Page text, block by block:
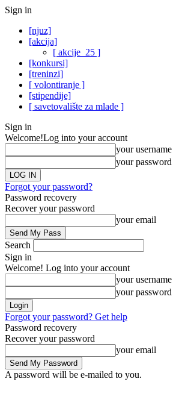
Sign in
[njuz]
[akcija]
[ akcije_25 ]
[konkursi]
[treninzi]
[ volontiranje ]
[stipendije]
[ savetovalište za mlade ]
Sign in
Welcome!Log into your account
your username
your password
Forgot your password?
Password recovery
Recover your password
your email
Search
Sign in
Welcome! Log into your account
your username
your password
Forgot your password? Get help
Password recovery
Recover your password
your email
A password will be e-mailed to you.